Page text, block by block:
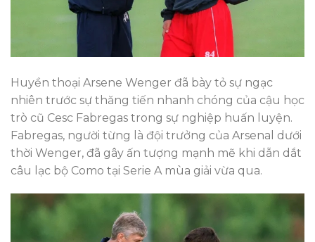
Huyền thoại Arsene Wenger đã bày tỏ sự ngạc
nhiên trước sự thăng tiến nhanh chóng của cậu học
trò cũ Cesc Fabregas trong sự nghiệp huấn luyện.
Fabregas, người từng là đội trưởng của Arsenal dưới
thời Wenger, đã gây ấn tượng mạnh mẽ khi dẫn dắt
câu lạc bộ Como tại Serie A mùa giải vừa qua.